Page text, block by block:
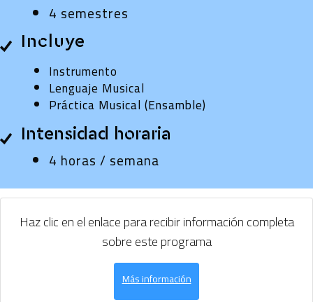
4 semestres
Incluye
Instrumento
Lenguaje Musical
Práctica Musical (Ensamble)
Intensidad horaria
4 horas / semana
Haz clic en el enlace para recibir información completa
sobre este programa
Más información